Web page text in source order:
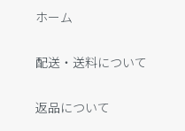
ホーム
配送・送料について
返品について